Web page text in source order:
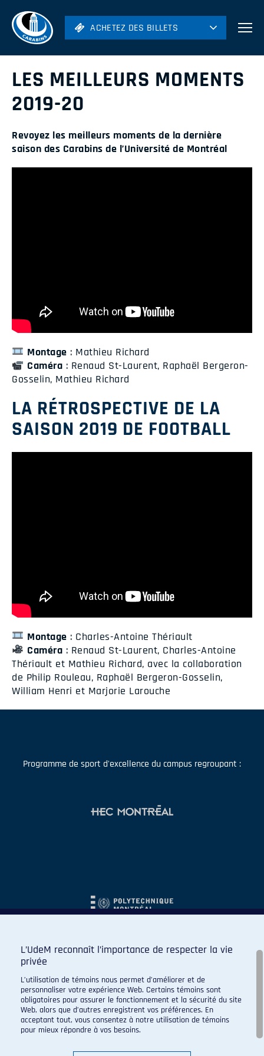
ACHETEZ DES BILLETS
Hockey
Soccer
Volleyball
ACHETEZ DES BILLETS
LES MEILLEURS MOMENTS
2019-20
Revoyez les meilleurs moments de la dernière
saison des Carabins de l’Université de Montréal
Montage : Mathieu Richard
Caméra : Renaud St-Laurent, Raphaël Bergeron-
Gosselin, Mathieu Richard
LA RÉTROSPECTIVE DE LA
SAISON 2019 DE FOOTBALL
Montage : Charles-Antoine Thériault
Caméra : Renaud St-Laurent, Charles-Antoine
Thériault et Mathieu Richard, avec la collaboration
de Philip Rouleau, Raphaël Bergeron-Gosselin,
William Henri et Marjorie Larouche
Programme de sport d'excellence du campus regroupant :
L’UdeM reconnaît l’importance de respecter la vie
privée
L’utilisation de témoins nous permet d’améliorer et de
personnaliser votre expérience Web. Certains témoins sont
obligatoires pour assurer le fonctionnement et la sécurité du site
Web, alors que d’autres enregistrent vos préférences. En
acceptant tout, vous consentez à notre utilisation de témoins
pour mieux répondre à vos besoins.